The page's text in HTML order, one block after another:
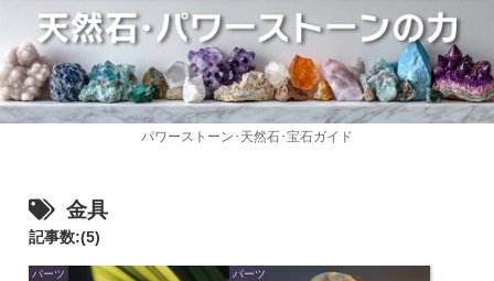
パワーストーン･天然石･宝石ガイド
金具
記事数:(5)
パーツ パーツ